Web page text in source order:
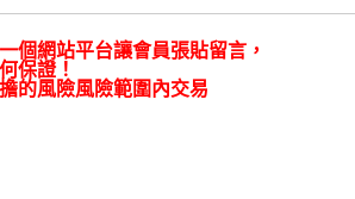
個網站平台讓會員張貼留言，
保證！
的風險風險範圍內交易